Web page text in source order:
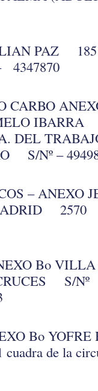
PAZ
4347870
CARBO
IBARRA
DEL
S/Nº –
– ANEXO
Bo
S/
Bo
de la